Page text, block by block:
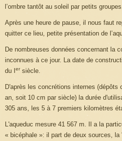
l’ombre tantôt au soleil par petits groupes.
Après une heure de pause, il nous faut
quitter ce lieu, petite présentation de
De nombreuses données concernant la
inconnues à ce jour. La date de
du I
ersiècle.
D'après les concrétions internes (dépôts
an, soit 10 cm par siècle) la durée
305 ans, les 5 à 7 premiers kilomètres
L'aqueduc mesure 41 567 m. Il a la
« bicéphale »: il part de deux sources, la